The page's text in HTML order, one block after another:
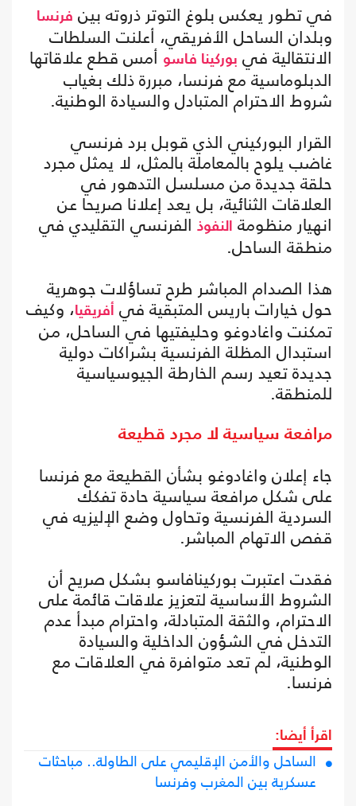
في تطور يعكس بلوغ التوتر ذروته بين فرنسا
وبلدان الساحل الأفريقي، أعلنت السلطات
الانتقالية في بوركينا فاسو أمس قطع علاقاتها
الدبلوماسية مع فرنسا، مبررة ذلك بغياب
شروط الاحترام المتبادل والسيادة الوطنية.
القرار البوركيني الذي قوبل برد فرنسي
غاضب يلوح بالمعاملة بالمثل، لا يمثل مجرد
حلقة جديدة من مسلسل التدهور في
العلاقات الثنائية، بل يعد إعلانا صريحا عن
انهيار منظومة النفوذ الفرنسي التقليدي في
منطقة الساحل.
هذا الصدام المباشر طرح تساؤلات جوهرية
حول خيارات باريس المتبقية في أفريقيا، وكيف
تمكنت واغادوغو وحليفتيها في الساحل، من
استبدال المظلة الفرنسية بشراكات دولية
جديدة تعيد رسم الخارطة الجيوسياسية
للمنطقة.
مرافعة سياسية لا مجرد قطيعة
جاء إعلان واغادوغو بشأن القطيعة مع فرنسا
على شكل مرافعة سياسية حادة تفكك
السردية الفرنسية وتحاول وضع الإليزيه في
قفص الاتهام المباشر.
فقدت اعتبرت بوركينافاسو بشكل صريح أن
الشروط الأساسية لتعزيز علاقات قائمة على
الاحترام، والثقة المتبادلة، واحترام مبدأ عدم
التدخل في الشؤون الداخلية والسيادة
الوطنية، لم تعد متوافرة في العلاقات مع
فرنسا.
اقرأ أيضا:
الساحل والأمن الإقليمي على الطاولة.. مباحثات
عسكرية بين المغرب وفرنسا